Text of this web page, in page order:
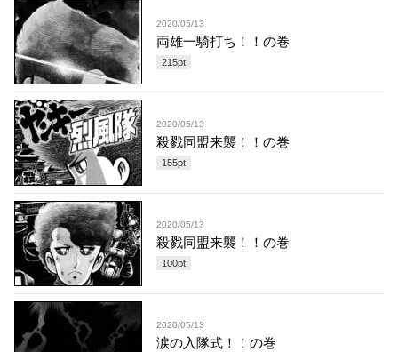
2020/05/13
両雄一騎打ち！！の巻
215pt
2020/05/13
殺戮同盟来襲！！の巻
155pt
2020/05/13
殺戮同盟来襲！！の巻
100pt
2020/05/13
涙の入隊式！！の巻